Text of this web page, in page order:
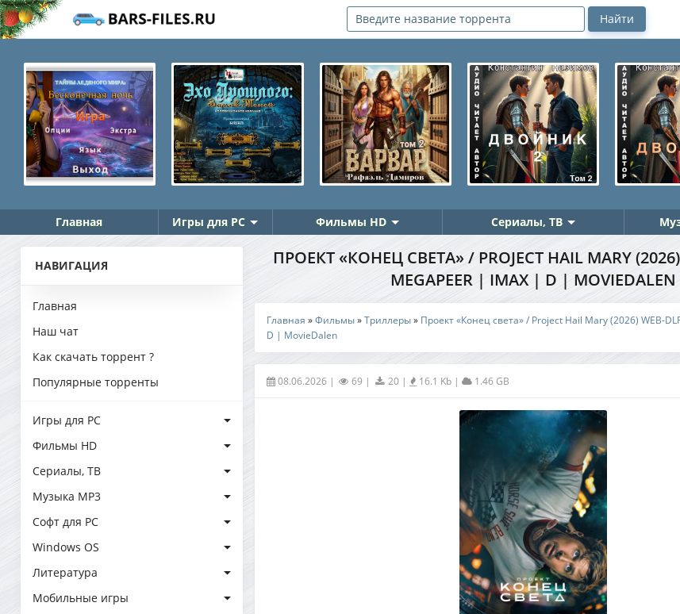
Главная Игры для PC Фильмы HD Сериалы, ТВ
НАВИГАЦИЯ
Главная
Наш чат
Как скачать торрент ?
Популярные торренты
Игры для PC
Фильмы HD
Сериалы, ТВ
Музыка MP3
Софт для PC
Windows OS
Литература
Мобильные игры
ПРОЕКТ «КОНЕЦ СВЕТА» / PROJECT HAIL MARY
MEGAPEER | IMAX | D | MOVIEDALEN
Главная »Фильмы»Триллеры» Проект «Конец света» / Project Hail Mary (2026) WEB-
D | MovieDalen
08.06.2026 | 69 | 20| 16.1 Kb| 1.46 GB